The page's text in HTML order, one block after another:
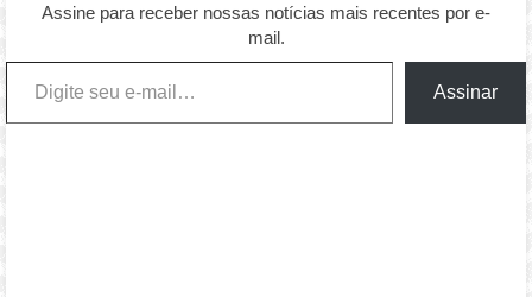
Assine para receber nossas notícias mais recentes por e-
mail.
Digite seu e-mail…
Assinar